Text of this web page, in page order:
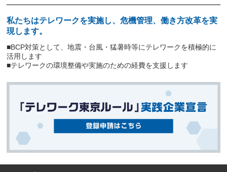
私たちはテレワークを実施し、危機管理、働き方改革を実
現します。
■BCP対策として、地震・台風・猛暑時等にテレワークを積極的に
活用します
■テレワークの環境整備や実施のための経費を支援します